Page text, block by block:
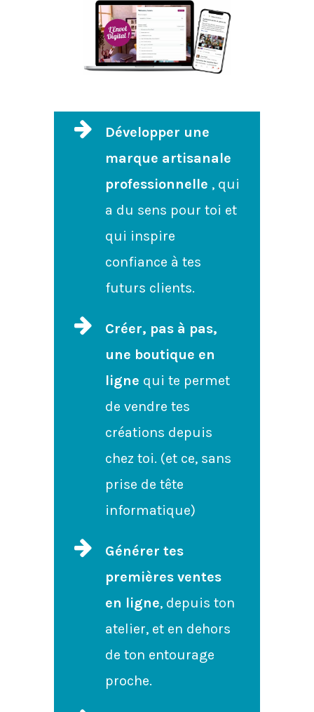
Développer une
marque artisanale
professionnelle , qui
a du sens pour toi et
qui inspire
confiance à tes
futurs clients.
Créer, pas à pas,
une boutique en
ligne qui te permet
de vendre tes
créations depuis
chez toi. (et ce, sans
prise de tête
informatique)
Générer tes
premières ventes
en ligne, depuis ton
atelier, et en dehors
de ton entourage
proche.